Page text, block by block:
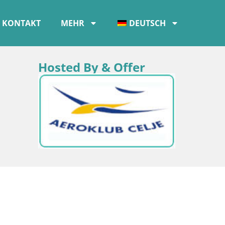
KONTAKT MEHR DEUTSCH
Hosted By & Offer